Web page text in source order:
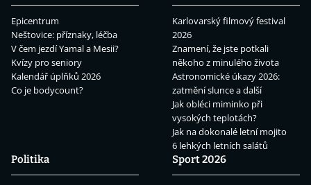
Epicentrum
Neštovice: příznaky, léčba
V čem jezdí Yamal a Mesii?
Kvízy pro seniory
Kalendář úplňků 2026
Co je bodycount?
Karlovarský filmový festival
2026
Znamení, že jste potkali
někoho z minulého života
Astronomické úkazy 2026:
zatmění slunce a další
Jak obléci miminko při
vysokých teplotách?
Jak na dokonalé letní mojito
6 lehkých letních salátů
Politika
Sport 2026